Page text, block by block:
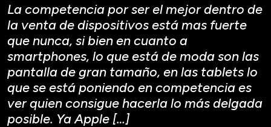
La competencia por ser el mejor dentro de
la venta de dispositivos está mas fuerte
que nunca, si bien en cuanto a
smartphones, lo que está de moda son las
pantalla de gran tamaño, en las tablets lo
que se está poniendo en competencia es
ver quien consigue hacerla lo más delgada
posible. Ya Apple […]